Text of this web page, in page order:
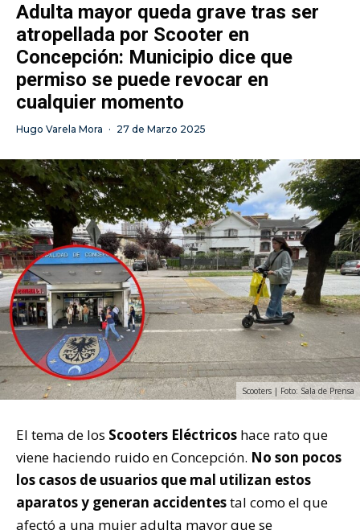
Adulta mayor queda grave tras ser
atropellada por Scooter en
Concepción: Municipio dice que
permiso se puede revocar en
cualquier momento
Hugo Varela Mora · 27 de Marzo 2025
Scooters | Foto: Sala de Prensa
El tema de los Scooters Eléctricos hace rato que
viene haciendo ruido en Concepción. No son pocos
los casos de usuarios que mal utilizan estos
aparatos y generan accidentestal como el que
afectó a una mujer adulta mayor que se